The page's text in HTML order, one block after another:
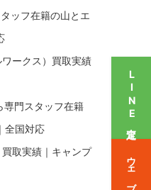
ッフ在籍の山とエ
ークス）買取実績
門スタッフ在籍
全国対応
取実績｜キャンプ
LINE査定
ウェブ査定